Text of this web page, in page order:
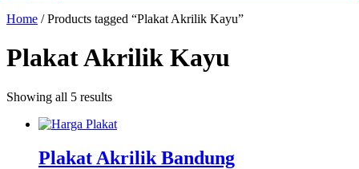
Home / Products tagged “Plakat Akrilik Kayu”
Plakat Akrilik Kayu
Showing all 5 results
Plakat Akrilik Bandung